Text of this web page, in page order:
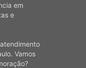
em
e
Vamos